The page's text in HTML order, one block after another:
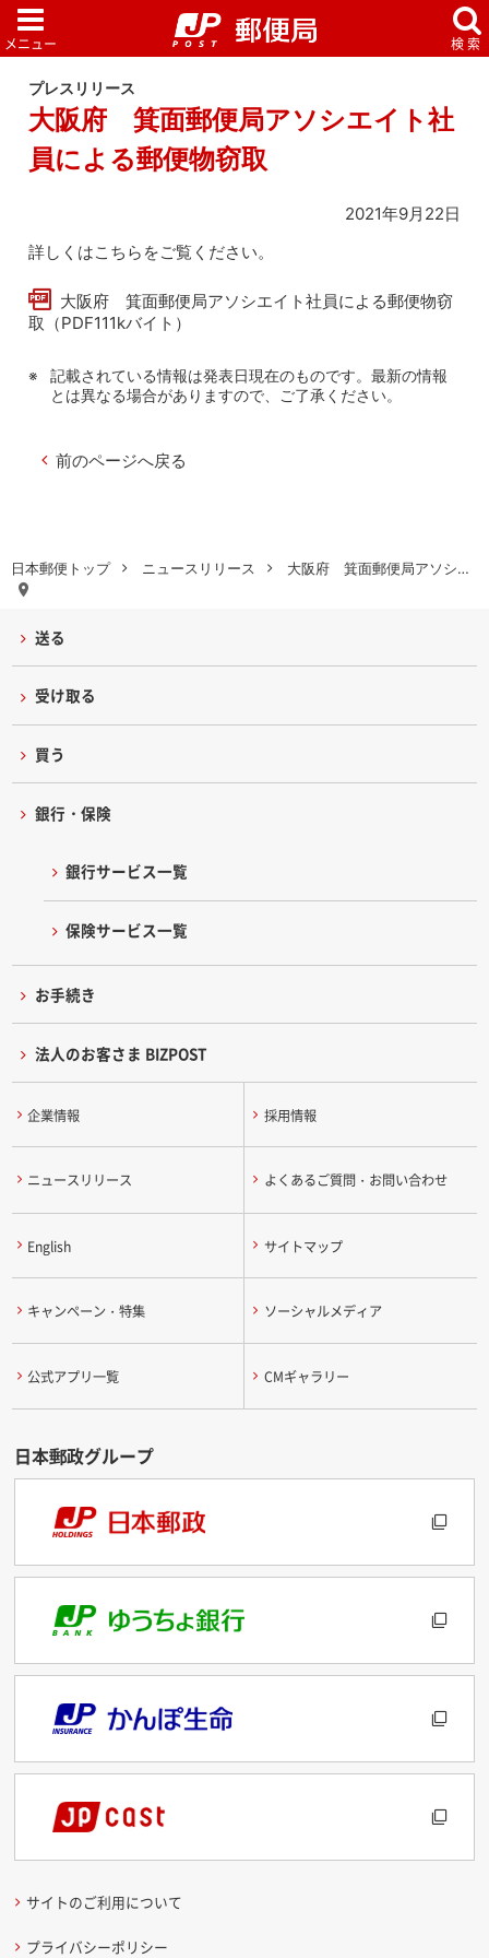
日本郵便トップ ニュースリリース 大阪府 箕面郵便局アソシ…
プレスリリース
大阪府 箕面郵便局アソシエイト社
員による郵便物窃取
2021年9月22日
詳しくはこちらをご覧ください。
大阪府 箕面郵便局アソシエイト社員による郵便物窃
取（PDF111kバイト）
記載されている情報は発表日現在のものです。最新の情報
とは異なる場合がありますので、ご了承ください。
前のページへ戻る
送る
受け取る
買う
銀行・保険
銀行サービス一覧
保険サービス一覧
お手続き
法人のお客さま BIZPOST
企業情報 採用情報
ニュースリリース よくあるご質問・お問い合わせ
English サイトマップ
キャンペーン・特集 ソーシャルメディア
公式アプリ一覧 CMギャラリー
サイトのご利用について
プライバシーポリシー